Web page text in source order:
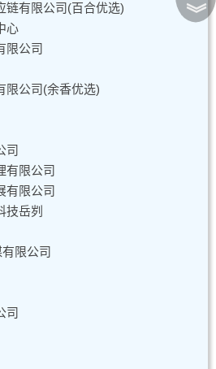
链有限公司(百合优选)
心
限公司
限公司(余香优选)
司
有限公司
有限公司
技岳刿
限公司
司
︾